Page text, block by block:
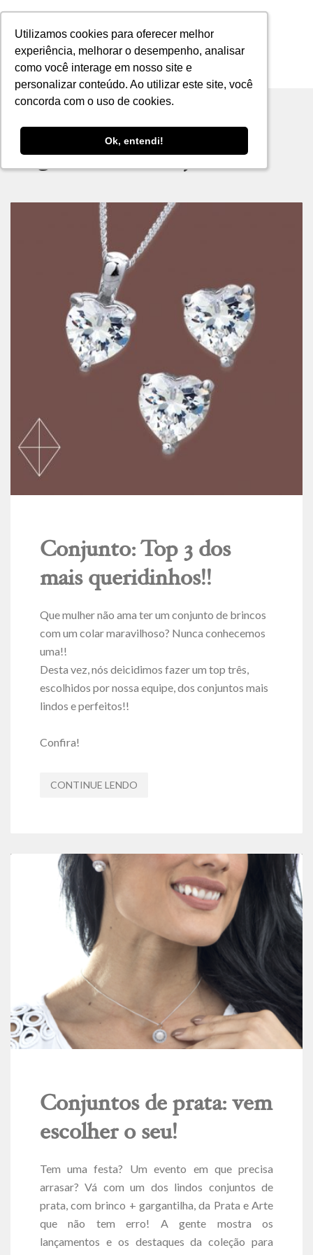
Utilizamos cookies para oferecer melhor
experiência, melhorar o desempenho, analisar
como você interage em nosso site e
personalizar conteúdo. Ao utilizar este site, você
concorda com o uso de cookies.
Ok, entendi!
Utilizamos cookies para oferecer melhor
experiência, melhorar o desempenho, analisar
como você interage em nosso site e
personalizar conteúdo. Ao utilizar este site, você
concorda com o uso de cookies.
Ok, entendi!
MENU
Tag archive: conjunto
Conjunto: Top 3 dos
mais queridinhos!!
Que mulher não ama ter um conjunto de brincos
com um colar maravilhoso? Nunca conhecemos
uma!!
Desta vez, nós deicidimos fazer um top três,
escolhidos por nossa equipe, dos conjuntos mais
lindos e perfeitos!!
Confira!
CONTINUE LENDO
Conjuntos de prata: vem
escolher o seu!
Tem uma festa? Um evento em que precisa
arrasar? Vá com um dos lindos conjuntos de
prata, com brinco + gargantilha, da Prata e Arte
que não tem erro! A gente mostra os
lançamentos e os destaques da coleção para